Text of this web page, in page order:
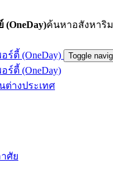
(OneDay)ค้นหาอสังหาริ
Toggle
ต่างประเทศ
ศัย